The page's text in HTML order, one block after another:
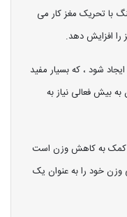
با تحریک مغز کار می
افزایش دهد.
شود ، که بسیار مفید
بیش فعالی نیاز به
کمک به کاهش وزن است
وزن خود را به عنوان یک